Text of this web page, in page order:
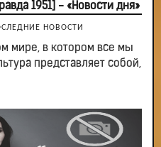
1951] - «Новости дня»
НОВОСТИ
мире, в котором все мы
представляет собой,